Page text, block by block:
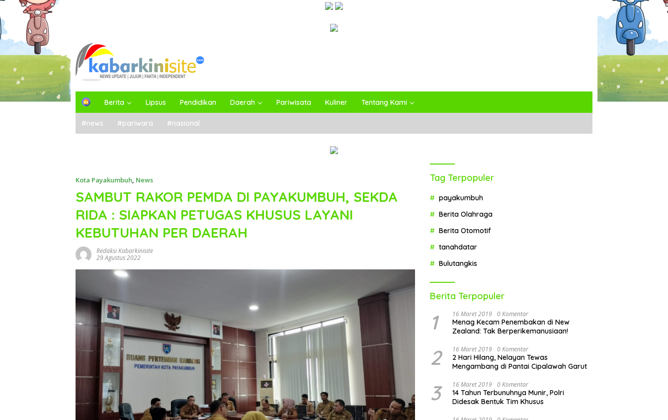
H
e
Berita Lipsus Pendidikan Daerah Pariwisata Kuliner Tentang Kami
#news #pariwara #nasional
Kota Payakumbuh, News
SAMBUT RAKOR PEMDA DI PAYAKUMBUH, SEKDA
RIDA : SIAPKAN PETUGAS KHUSUS LAYANI
KEBUTUHAN PER DAERAH
Redaksi Kabarkinisite
29 Agustus 2022
Tag Terpopuler
payakumbuh
Berita Olahraga
Berita Otomotif
tanahdatar
Bulutangkis
Berita Terpopuler
1 16 Maret 2019 0 Komentar
Menag Kecam Penembakan di New
Zealand: Tak Berperikemanusiaan!
2 16 Maret 2019 0 Komentar
2 Hari Hilang, Nelayan Tewas
Mengambang di Pantai Cipalawah Garut
3 16 Maret 2019 0 Komentar
14 Tahun Terbunuhnya Munir, Polri
Didesak Bentuk Tim Khusus